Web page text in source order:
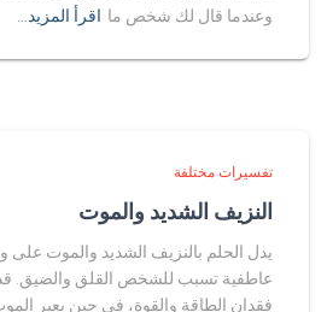
وعندما قال لك شخص ما اقرأ المزيد…
تفسيرات مختلفة
النزيف الشديد والموت
يدل الحلم بالنزيف الشديد والموت
عاطفية تسبب للشخص القلق والضيق.
فقدان الطاقة والقوة، في حين يعبر